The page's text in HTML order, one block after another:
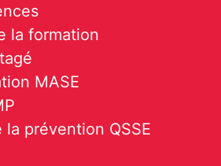
la formation
MASE
prévention QSSE